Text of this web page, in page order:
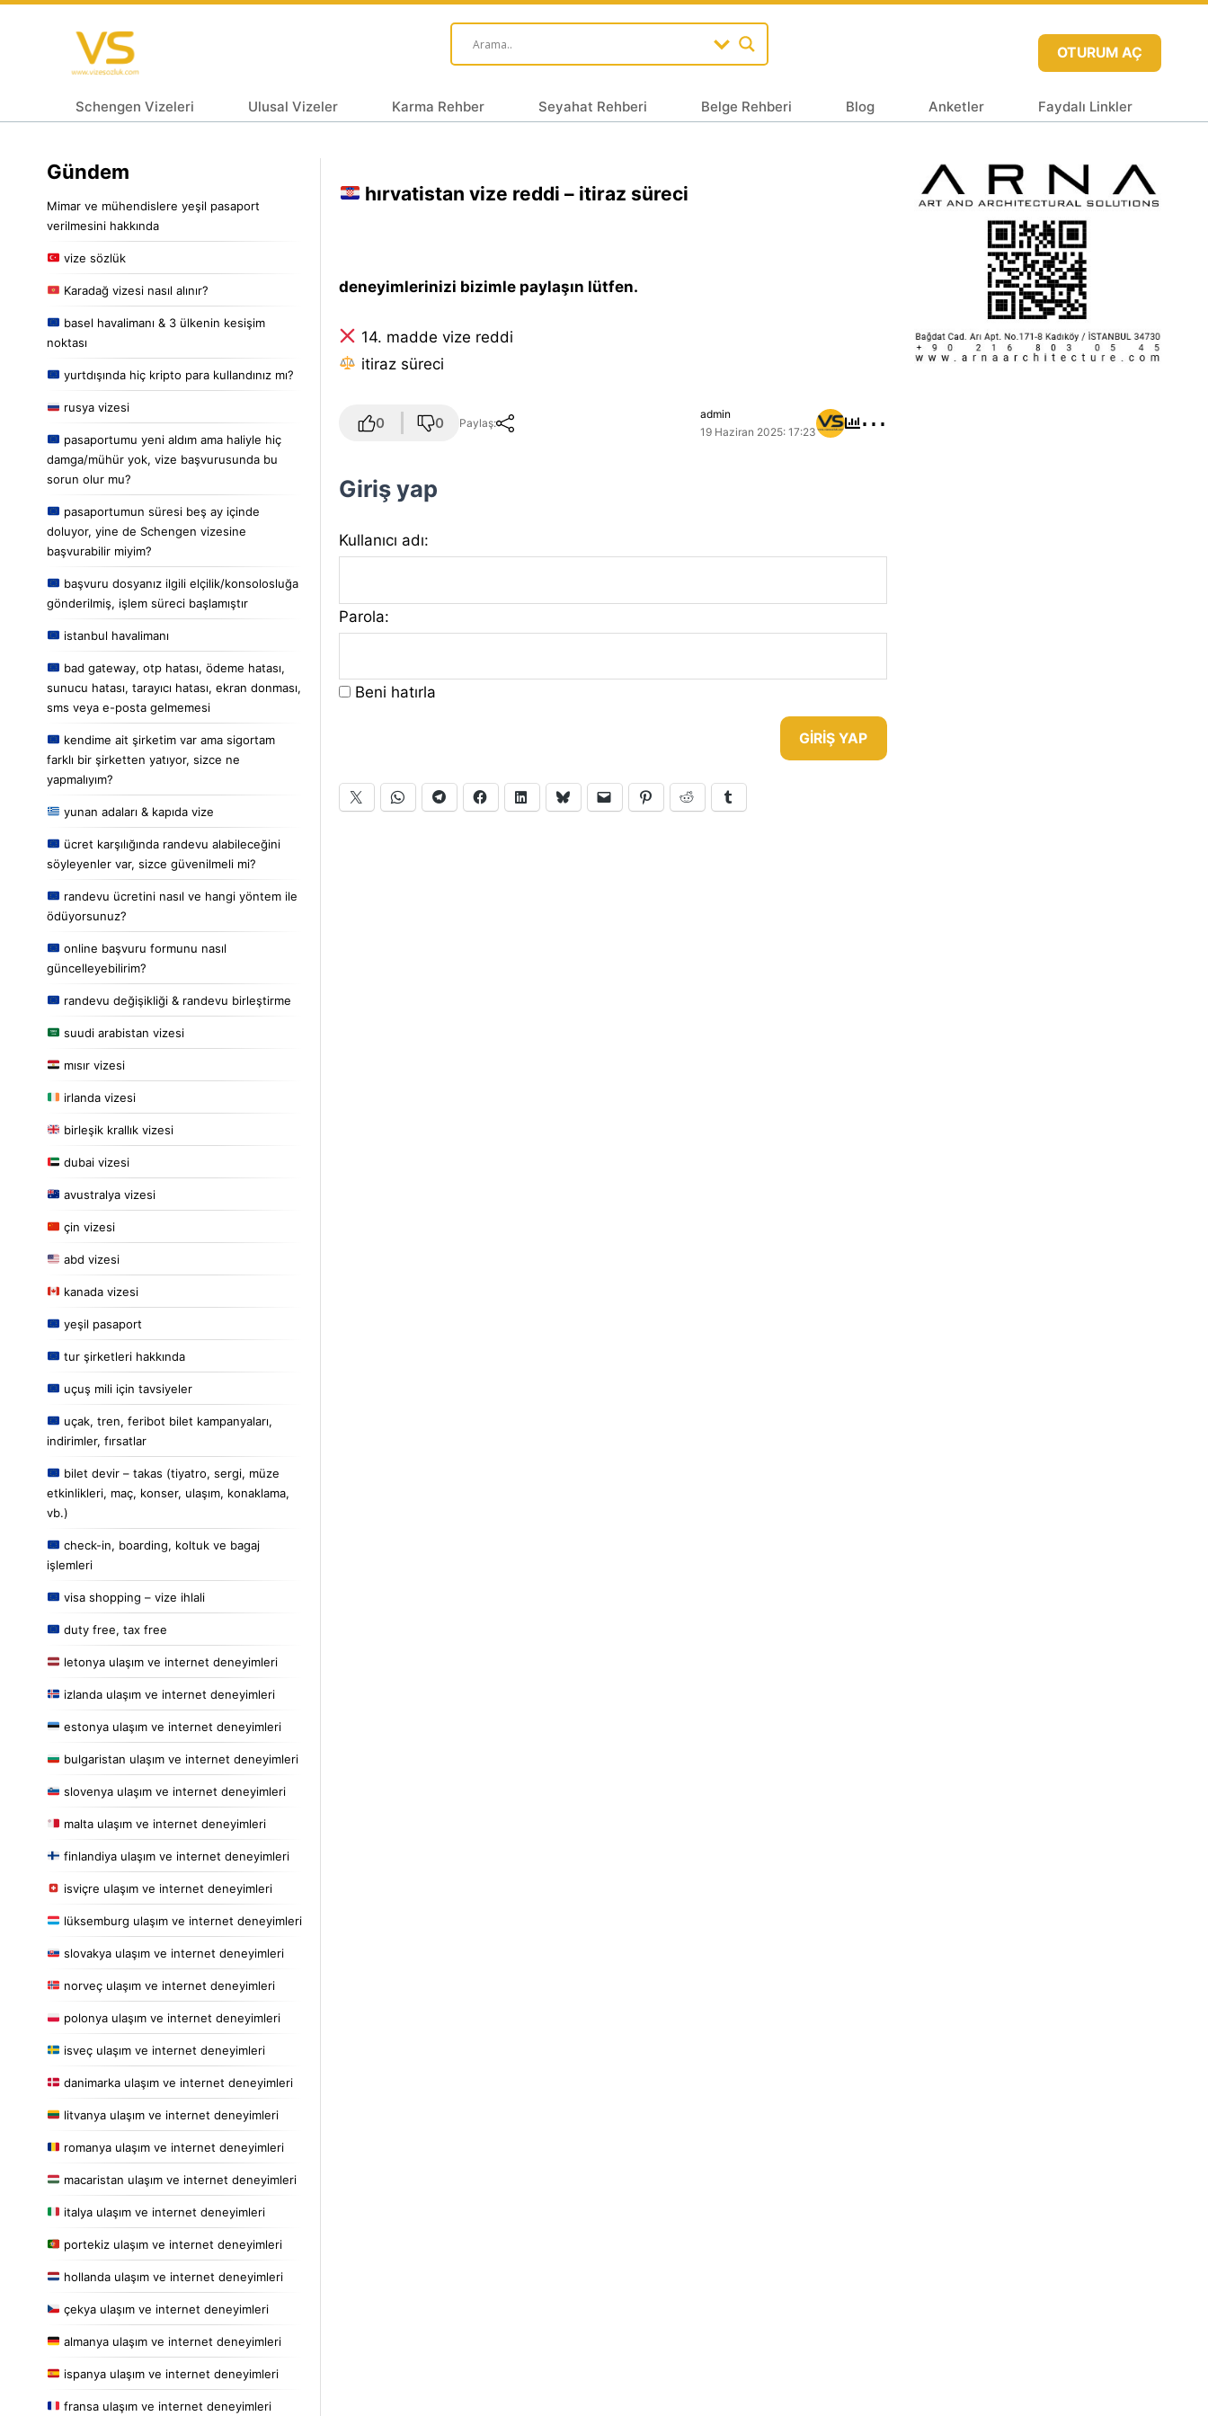
OTURUM AÇ
Schengen Vizeleri Ulusal Vizeler Karma Rehber Seyahat Rehberi Belge Rehberi Blog Anketler Faydalı Linkler
Gündem
Mimar ve mühendislere yeşil pasaport
verilmesini hakkında
vize sözlük
Karadağ vizesi nasıl alınır?
basel havalimanı & 3 ülkenin kesişim
noktası
yurtdışında hiç kripto para kullandınız mı?
rusya vizesi
pasaportumu yeni aldım ama haliyle hiç
damga/mühür yok, vize başvurusunda bu
sorun olur mu?
pasaportumun süresi beş ay içinde
doluyor, yine de Schengen vizesine
başvurabilir miyim?
başvuru dosyanız ilgili elçilik/konsolosluğa
gönderilmiş, işlem süreci başlamıştır
istanbul havalimanı
bad gateway, otp hatası, ödeme hatası,
sunucu hatası, tarayıcı hatası, ekran donması,
sms veya e-posta gelmemesi
kendime ait şirketim var ama sigortam
farklı bir şirketten yatıyor, sizce ne
yapmalıyım?
yunan adaları & kapıda vize
ücret karşılığında randevu alabileceğini
söyleyenler var, sizce güvenilmeli mi?
randevu ücretini nasıl ve hangi yöntem ile
ödüyorsunuz?
online başvuru formunu nasıl
güncelleyebilirim?
randevu değişikliği & randevu birleştirme
suudi arabistan vizesi
mısır vizesi
irlanda vizesi
birleşik krallık vizesi
dubai vizesi
avustralya vizesi
çin vizesi
abd vizesi
kanada vizesi
yeşil pasaport
tur şirketleri hakkında
uçuş mili için tavsiyeler
uçak, tren, feribot bilet kampanyaları,
indirimler, fırsatlar
bilet devir – takas (tiyatro, sergi, müze
etkinlikleri, maç, konser, ulaşım, konaklama,
vb.)
check-in, boarding, koltuk ve bagaj
işlemleri
visa shopping – vize ihlali
duty free, tax free
letonya ulaşım ve internet deneyimleri
izlanda ulaşım ve internet deneyimleri
estonya ulaşım ve internet deneyimleri
bulgaristan ulaşım ve internet deneyimleri
slovenya ulaşım ve internet deneyimleri
malta ulaşım ve internet deneyimleri
finlandiya ulaşım ve internet deneyimleri
isviçre ulaşım ve internet deneyimleri
lüksemburg ulaşım ve internet deneyimleri
slovakya ulaşım ve internet deneyimleri
norveç ulaşım ve internet deneyimleri
polonya ulaşım ve internet deneyimleri
isveç ulaşım ve internet deneyimleri
danimarka ulaşım ve internet deneyimleri
litvanya ulaşım ve internet deneyimleri
romanya ulaşım ve internet deneyimleri
macaristan ulaşım ve internet deneyimleri
italya ulaşım ve internet deneyimleri
portekiz ulaşım ve internet deneyimleri
hollanda ulaşım ve internet deneyimleri
çekya ulaşım ve internet deneyimleri
almanya ulaşım ve internet deneyimleri
ispanya ulaşım ve internet deneyimleri
fransa ulaşım ve internet deneyimleri
hırvatistan vize reddi – itiraz süreci
deneyimlerinizi bizimle paylaşın lütfen.
14. madde vize reddi
i̇tiraz süreci
0 0 Paylaş:
admin
19 Haziran 2025: 17:23
⋯
Giriş yap
Kullanıcı adı:
Parola:
Beni hatırla
GIRIŞ YAP